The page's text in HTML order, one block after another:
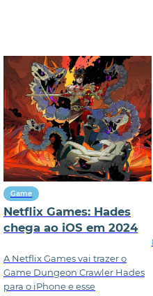
Game
Netflix Games: Hades
chega ao iOS em 2024
A Netflix Games vai trazer o
Game Dungeon Crawler Hades
para o iPhone e esse